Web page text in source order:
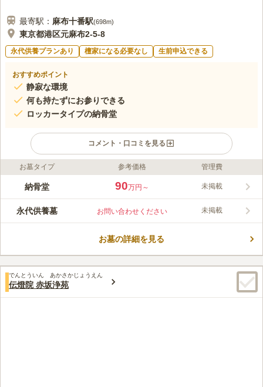
最寄駅： 麻布十番駅(698m)
東京都港区元麻布2-5-8
永代供養プランあり 檀家になる必要なし 生前申込できる
おすすめポイント
静寂な環境
何も持たずにお参りできる
ロッカータイプの納骨堂
コメント・口コミを見る
ライフドット編集部のコメント
六本木ヒルズからも近い場所に位置する、アクセスが抜群に良い
骨堂と屋外納骨堂があり、個人墓（一人用）・夫婦墓（二人
用）・大家族墓（六人用）の3タイプからお選びいただけます。
参りすることができます。
みんなの評価
3.1 口コミ2件
30代男性
最寄りの駅とお墓の間に店屋があり、お墓参りの前にお花やろう
そくなどの、お供え物を購入することができますので、大変に便利である
と思っていますので、喜んでいます。
お墓タイプ 参考価格 管理費
納骨堂 90万円～ 未掲載
永代供養墓 お問い合わせください 未掲載
お墓の詳細を見る
でんとういん あかさかじょうえん
伝燈院 赤坂浄苑